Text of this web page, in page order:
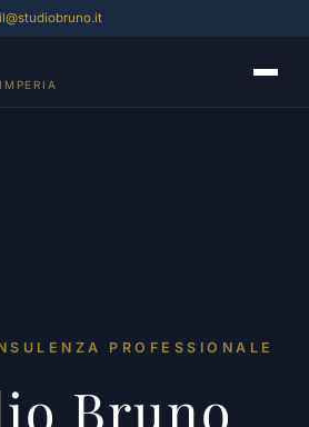
PROFESSIONALE
Bruno